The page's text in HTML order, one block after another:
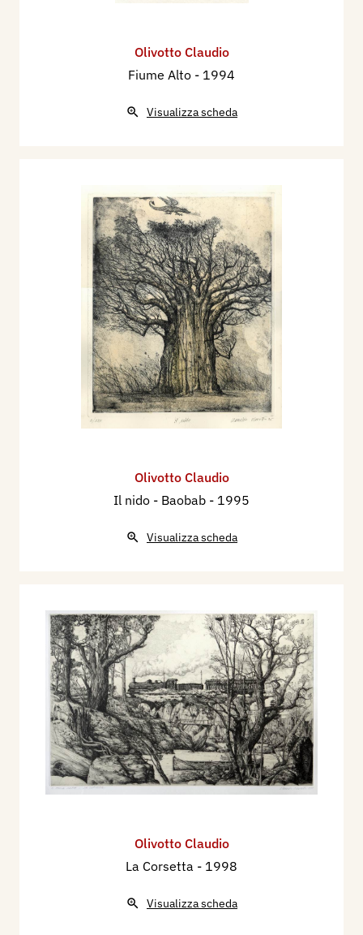
Olivotto Claudio
Fiume Alto - 1994
Visualizza scheda
Olivotto Claudio
Il nido - Baobab - 1995
Visualizza scheda
Olivotto Claudio
La Corsetta - 1998
Visualizza scheda